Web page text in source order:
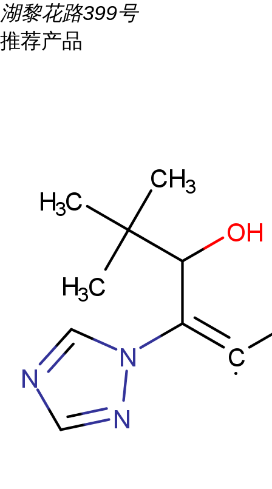
湖黎花路399号
推荐产品